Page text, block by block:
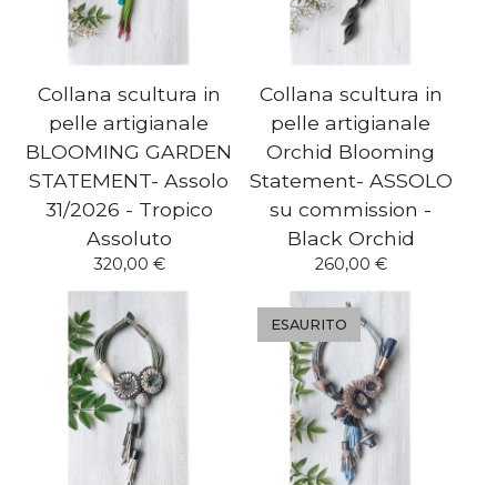
Collana scultura in
pelle artigianale
BLOOMING GARDEN
STATEMENT- Assolo
31/2026 - Tropico
Assoluto
320,00 €
Collana scultura in
pelle artigianale
Orchid Blooming
Statement- ASSOLO
su commission -
Black Orchid
260,00 €
ESAURITO